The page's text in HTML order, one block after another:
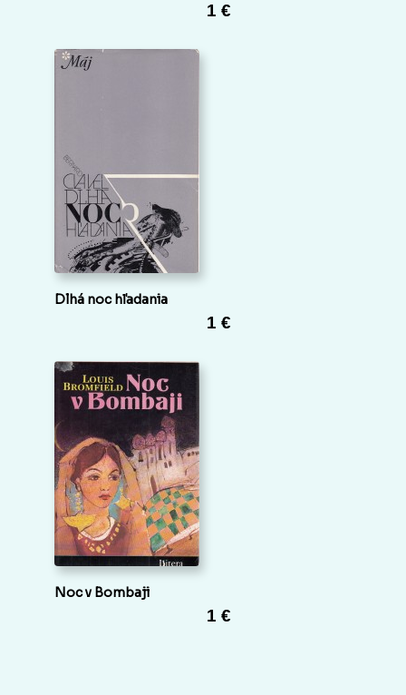
1 €
Dlhá noc hľadania
1 €
Noc v Bombaji
1 €